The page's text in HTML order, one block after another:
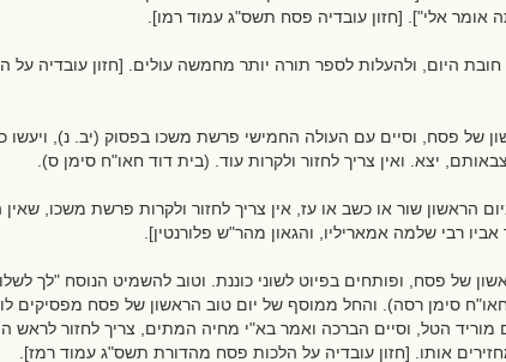
אלי"]. [חזון עובדיה פסח תשס"ג עמוד רמו].
חובת היום, ולהעלות לספר תורה יותר מחמשה עולים. [חזון עובדיה
של פסח, וסיים עם העולה החמישי פרשת משכו בפסוק (יב. נ), ויעשו
יצא. ואין צריך לחזור ולקרות עוד. (בית דוד חאו"ח סימן ס).
הראשון שור או כשב או עז, אין צריך לחזור ולקרות פרשת משכו,
רבי שלמה אמאריליו, והגאון מהר"ש פלורנטין].
של פסח, ופותחים בפיוט לשוני כוננת. וטוב להשמיט הנוסח "לך
סימן רסה). והחל ממוסף של יום טוב הראשון של פסח מפסיקים
הטל, וסיים הברכה ואמר בא"י מחיה המתים, צריך לחזור לראש
אותו. [חזון עובדיה על הלכות פסח מהדורת תשס"ג עמוד רמז].